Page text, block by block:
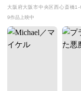
大阪府大阪市中央区西心斎橋
9作品上映中